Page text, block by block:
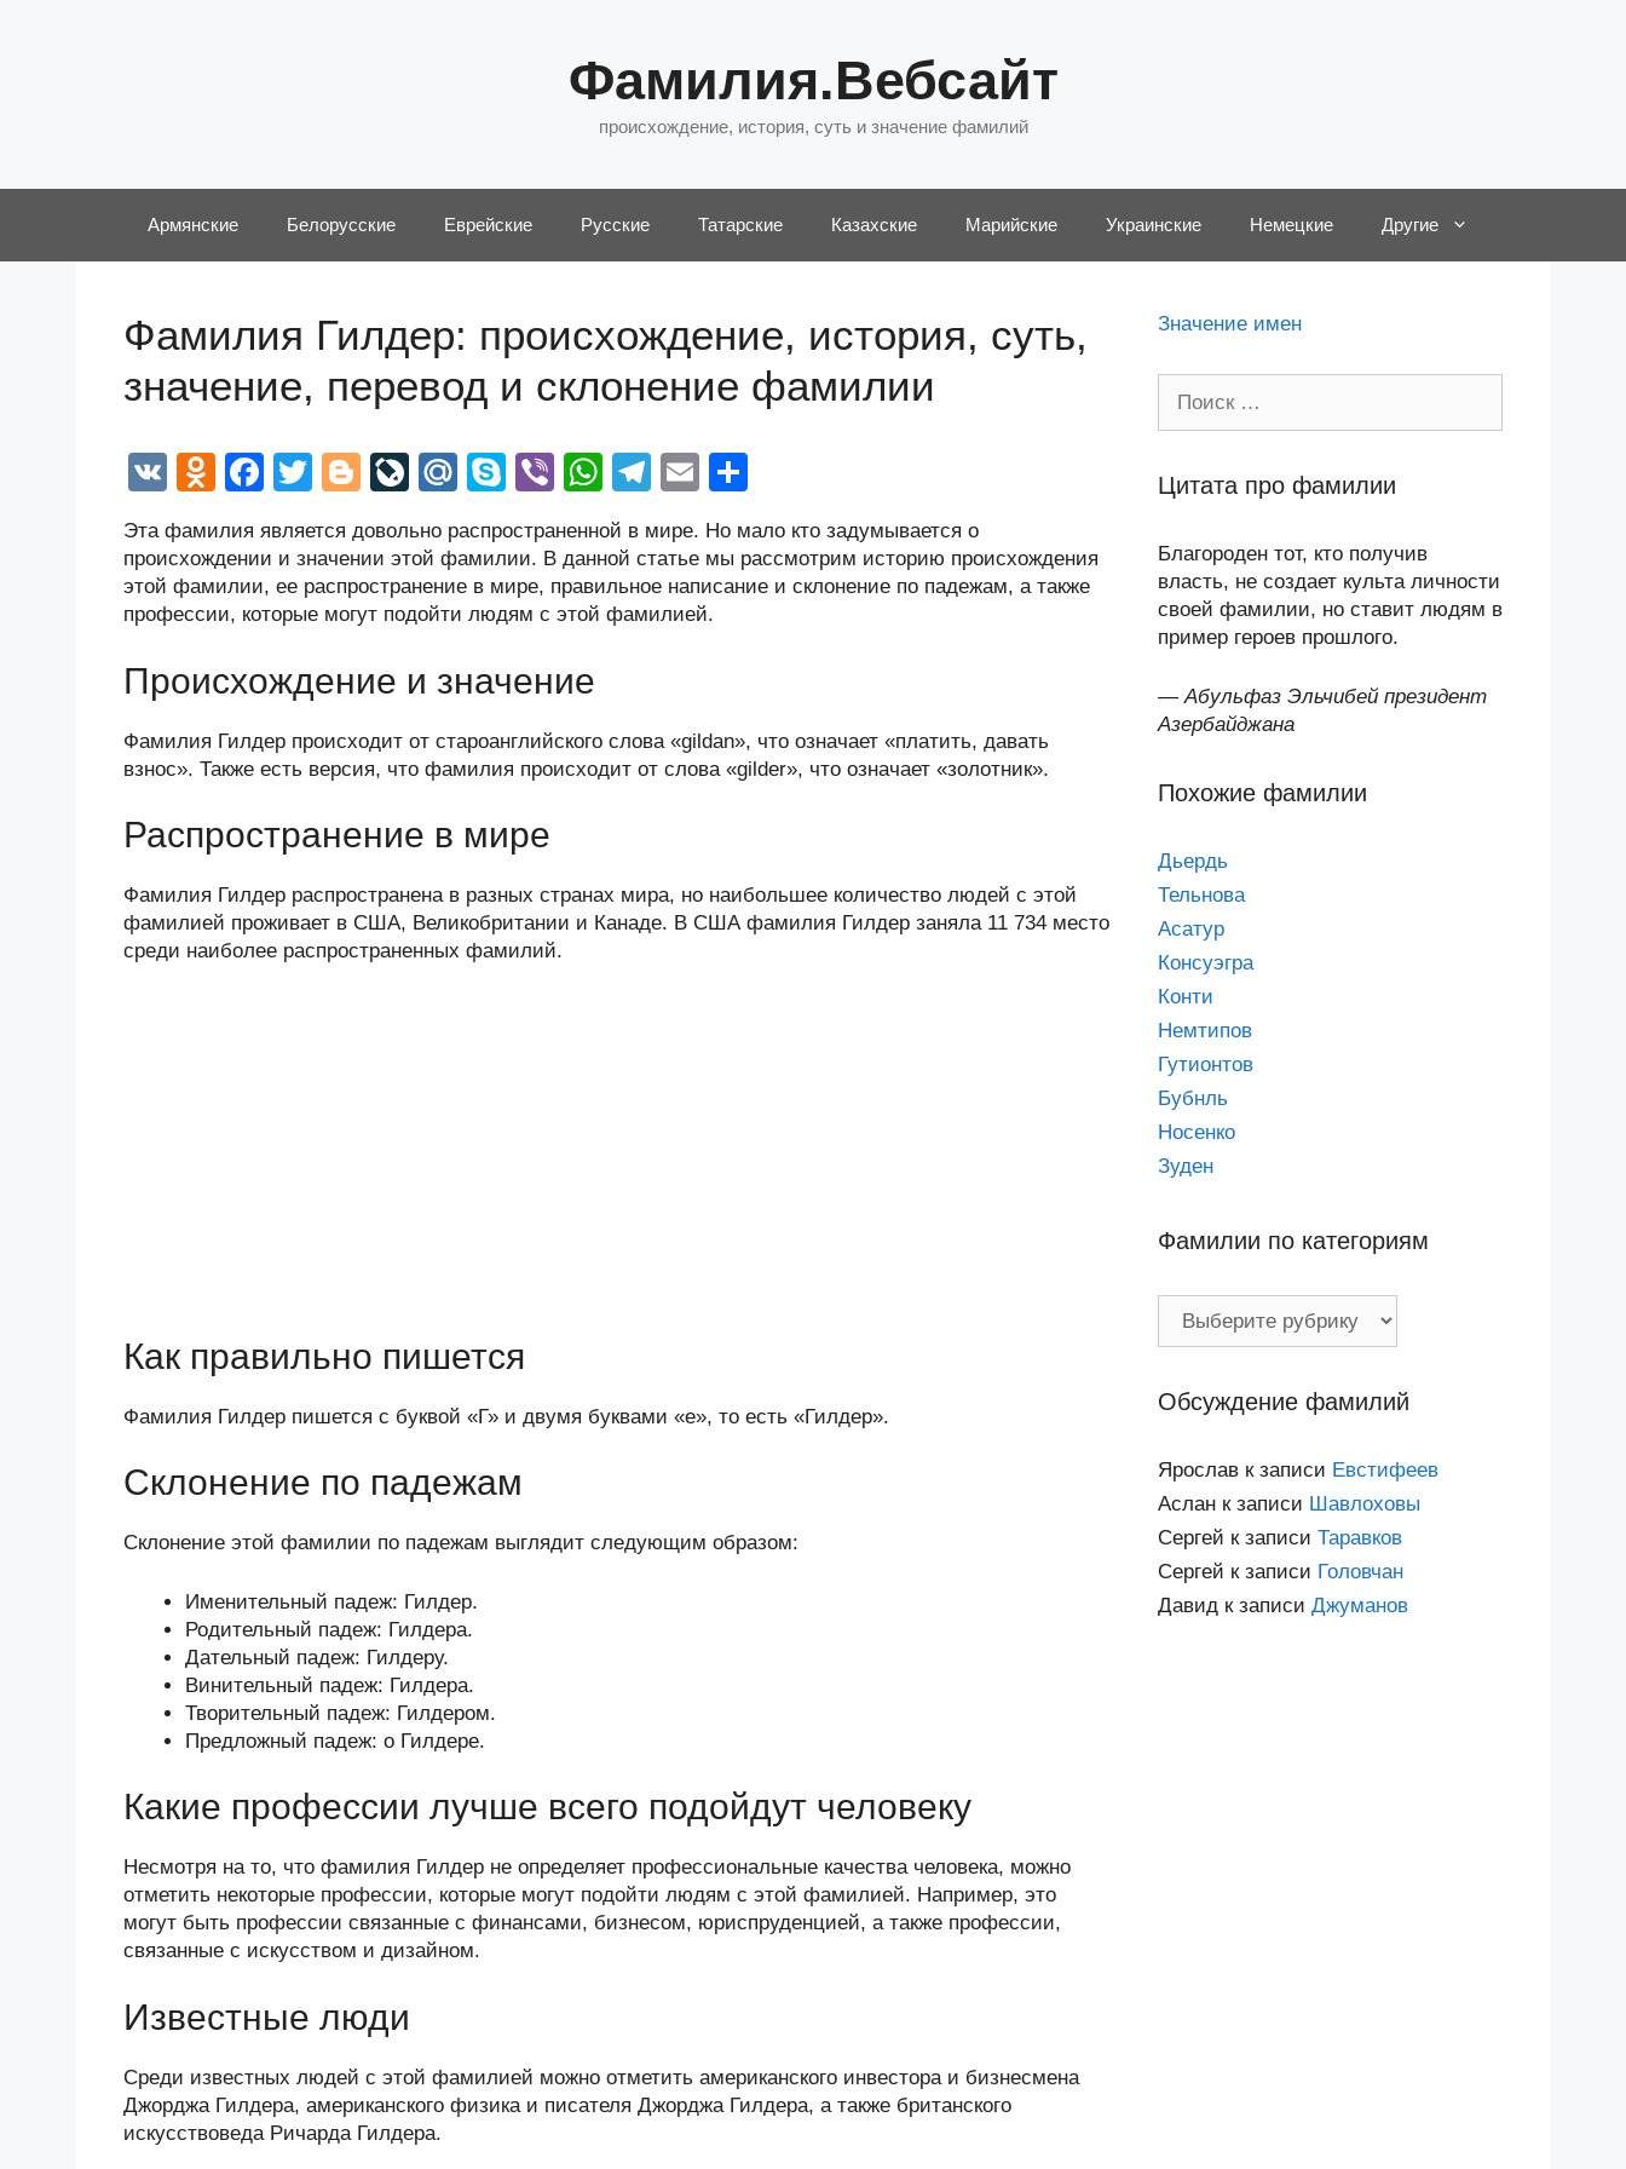
Фамилия.Вебсайт
происхождение, история, суть и значение фамилий
Армянские Белорусские Еврейские Русские Татарские Казахские Марийские Украинские Немецкие Другие
Фамилия Гилдер: происхождение, история, суть,
значение, перевод и склонение фамилии
V
O
n
o
kl
a
ss
ni
ki
F
c
e
b
o
o
k
T
tt
er
Bl
g
g
er
Li
e
J
o
ur
n
al
M
.R
u
S
p
e
Vi
er
W
h
at
s
A
T
e
gr
a
E
ail р
а
Эта фамилия является довольно распространенной в мире. Но мало кто задумывается о
происхождении и значении этой фамилии. В данной статье мы рассмотрим историю происхождения
этой фамилии, ее распространение в мире, правильное написание и склонение по падежам, а также
профессии, которые могут подойти людям с этой фамилией.
Происхождение и значение
Фамилия Гилдер происходит от староанглийского слова «gildan», что означает «платить, давать
взнос». Также есть версия, что фамилия происходит от слова «gilder», что означает «золотник».
Распространение в мире
Фамилия Гилдер распространена в разных странах мира, но наибольшее количество людей с этой
фамилией проживает в США, Великобритании и Канаде. В США фамилия Гилдер заняла 11 734 место
среди наиболее распространенных фамилий.
Как правильно пишется
Фамилия Гилдер пишется с буквой «Г» и двумя буквами «е», то есть «Гилдер».
Склонение по падежам
Склонение этой фамилии по падежам выглядит следующим образом:
Именительный падеж: Гилдер.
Родительный падеж: Гилдера.
Дательный падеж: Гилдеру.
Винительный падеж: Гилдера.
Творительный падеж: Гилдером.
Предложный падеж: о Гилдере.
Какие профессии лучше всего подойдут человеку
Несмотря на то, что фамилия Гилдер не определяет профессиональные качества человека, можно
отметить некоторые профессии, которые могут подойти людям с этой фамилией. Например, это
могут быть профессии связанные с финансами, бизнесом, юриспруденцией, а также профессии,
связанные с искусством и дизайном.
Известные люди
Среди известных людей с этой фамилией можно отметить американского инвестора и бизнесмена
Джорджа Гилдера, американского физика и писателя Джорджа Гилдера, а также британского
искусствоведа Ричарда Гилдера.
Значение имен
Цитата про фамилии
Благороден тот, кто получив
власть, не создает культа личности
своей фамилии, но ставит людям в
пример героев прошлого.
— Абульфаз Эльчибей президент
Азербайджана
Похожие фамилии
Дьердь
Тельнова
Асатур
Консуэгра
Конти
Немтипов
Гутионтов
Бубнль
Носенко
Зуден
Фамилии по категориям
Обсуждение фамилий
Ярослав к записи Евстифеев
Аслан к записи Шавлоховы
Сергей к записи Таравков
Сергей к записи Головчан
Давид к записи Джуманов